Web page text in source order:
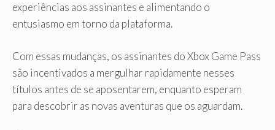
experiências aos assinantes e alimentando o
entusiasmo em torno da plataforma.
Com essas mudanças, os assinantes do Xbox Game Pass
são incentivados a mergulhar rapidamente nesses
títulos antes de se aposentarem, enquanto esperam
para descobrir as novas aventuras que os aguardam.